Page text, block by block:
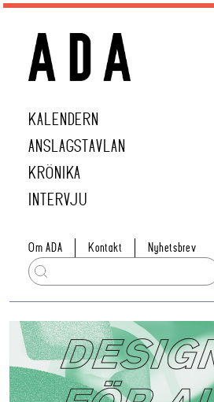
KALENDERN
ANSLAGSTAVLAN
KRÖNIKA
INTERVJU
Om ADA Kontakt Nyhetsbrev